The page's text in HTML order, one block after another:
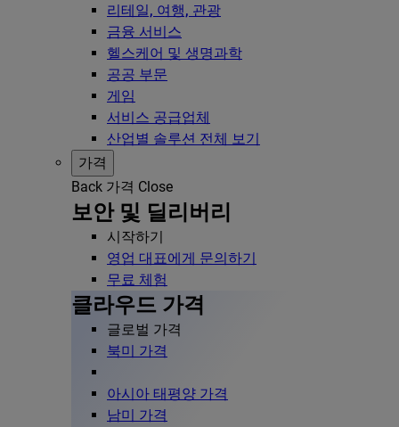
리테일, 여행, 관광
금융 서비스
헬스케어 및 생명과학
공공 부문
게임
서비스 공급업체
산업별 솔루션 전체 보기
가격
Back 가격 Close
보안 및 딜리버리
시작하기
영업 대표에게 문의하기
무료 체험
클라우드 가격
글로벌 가격
북미 가격
아시아 태평양 가격
남미 가격